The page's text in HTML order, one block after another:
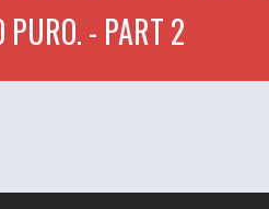
PURO. - PART 2